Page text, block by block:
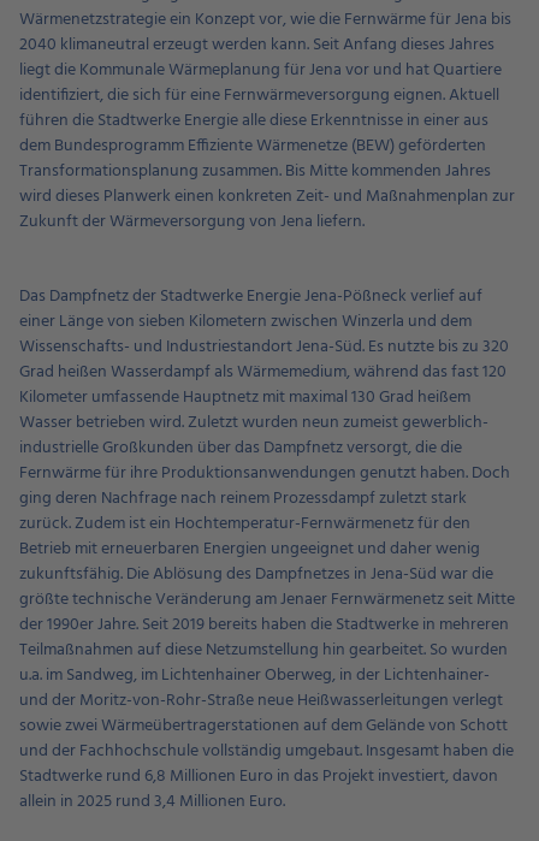
Wärmenetzstrategie ein Konzept vor, wie die Fernwärme für Jena bis
2040 klimaneutral erzeugt werden kann. Seit Anfang dieses Jahres
liegt die Kommunale Wärmeplanung für Jena vor und hat Quartiere
identifiziert, die sich für eine Fernwärmeversorgung eignen. Aktuell
führen die Stadtwerke Energie alle diese Erkenntnisse in einer aus
dem Bundesprogramm Effiziente Wärmenetze (BEW) geförderten
Transformationsplanung zusammen. Bis Mitte kommenden Jahres
wird dieses Planwerk einen konkreten Zeit- und Maßnahmenplan zur
Zukunft der Wärmeversorgung von Jena liefern.
Das Dampfnetz der Stadtwerke Energie Jena-Pößneck verlief auf
einer Länge von sieben Kilometern zwischen Winzerla und dem
Wissenschafts- und Industriestandort Jena-Süd. Es nutzte bis zu 320
Grad heißen Wasserdampf als Wärmemedium, während das fast 120
Kilometer umfassende Hauptnetz mit maximal 130 Grad heißem
Wasser betrieben wird. Zuletzt wurden neun zumeist gewerblich-
industrielle Großkunden über das Dampfnetz versorgt, die die
Fernwärme für ihre Produktionsanwendungen genutzt haben. Doch
ging deren Nachfrage nach reinem Prozessdampf zuletzt stark
zurück. Zudem ist ein Hochtemperatur-Fernwärmenetz für den
Betrieb mit erneuerbaren Energien ungeeignet und daher wenig
zukunftsfähig. Die Ablösung des Dampfnetzes in Jena-Süd war die
größte technische Veränderung am Jenaer Fernwärmenetz seit Mitte
der 1990er Jahre. Seit 2019 bereits haben die Stadtwerke in mehreren
Teilmaßnahmen auf diese Netzumstellung hin gearbeitet. So wurden
u.a. im Sandweg, im Lichtenhainer Oberweg, in der Lichtenhainer-
und der Moritz-von-Rohr-Straße neue Heißwasserleitungen verlegt
sowie zwei Wärmeübertragerstationen auf dem Gelände von Schott
und der Fachhochschule vollständig umgebaut. Insgesamt haben die
Stadtwerke rund 6,8 Millionen Euro in das Projekt investiert, davon
allein in 2025 rund 3,4 Millionen Euro.